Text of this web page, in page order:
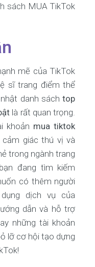
sách MUA TikTok
mẽ của TikTok
sĩ trang điểm thể
nhật danh sáchtop
là rất quan trọng.
khoản mua tiktok
cảm giác thú vị và
trong ngành trang
đang tìm kiếm
có thêm người
dịch vụ của
dẫn và hỗ trợ
những tài khoản
lỡ cơ hội tạo dựng